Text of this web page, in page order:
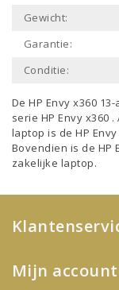
Gewicht:
Garantie:
Conditie:
De HP Envy x360
serie HP Envy x360 .
laptopis de HP
Bovendien is de HP
zakelijke laptop.
Mijn account